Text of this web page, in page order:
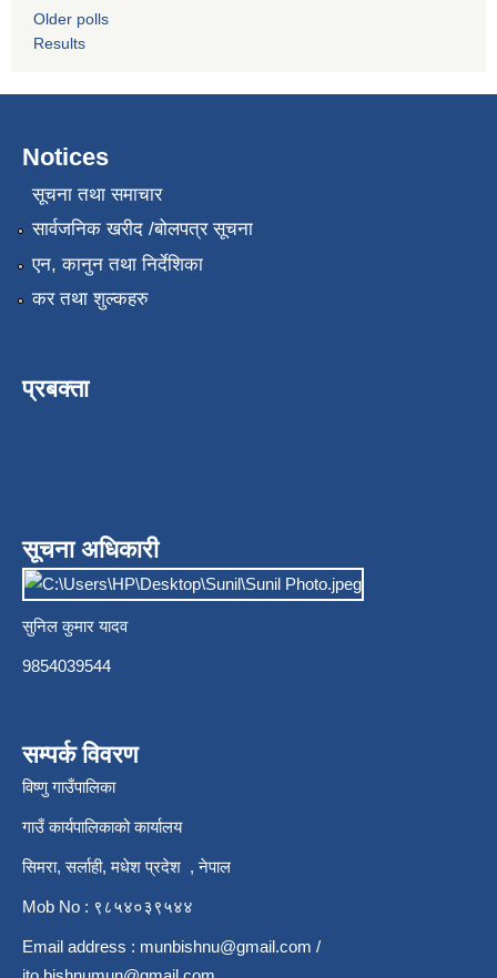
Older polls
Results
Notices
सूचना तथा समाचार
सार्वजनिक खरीद /बोलपत्र सूचना
एन, कानुन तथा निर्देशिका
कर तथा शुल्कहरु
प्रबक्ता
सूचना अधिकारी
सुनिल कुमार यादव
9854039544
सम्पर्क विवरण
विष्णु गाउँपालिका
गाउँ कार्यपालिकाको कार्यालय
सिमरा, सर्लाही, मधेश प्रदेश , नेपाल
Mob No : ९८५४०३९५४४
Email address : munbishnu@gmail.com /